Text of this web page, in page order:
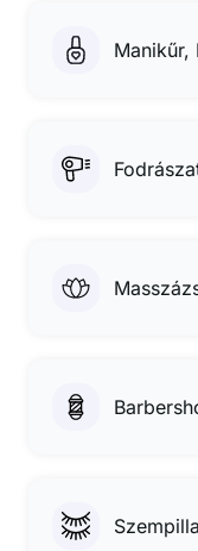
Manikűr,
Szempilla